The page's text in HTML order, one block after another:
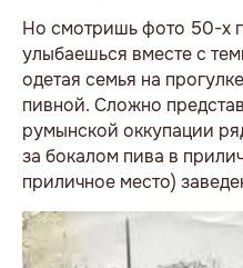
Но смотришь фото 50-х
улыбаешься вместе с
одетая семья на
пивной. Сложно
румынской оккупации
за бокалом пива в
приличное место)